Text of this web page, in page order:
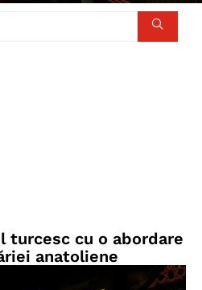
turcesc cu o abordare
anatoliene